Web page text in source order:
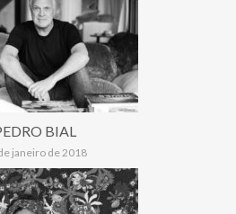
BIAL
janeiro de 2018